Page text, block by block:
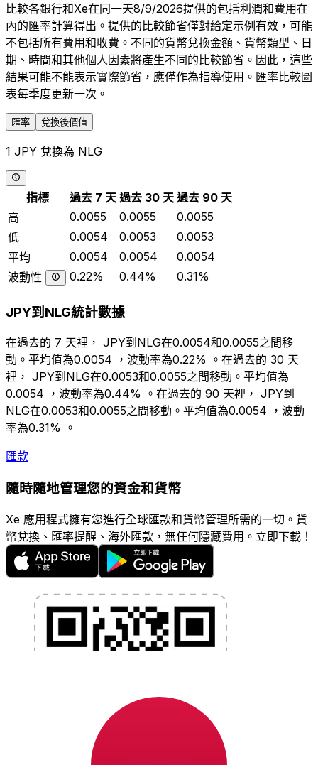
比較各銀行和Xe在同一天8/9/2026提供的包括利潤和費用在
內的匯率計算得出。提供的比較節省僅對給定示例有效，可能
不包括所有費用和收費。不同的貨幣兌換金額、貨幣類型、日
期、時間和其他個人因素將產生不同的比較節省。因此，這些
結果可能不能表示實際節省，應僅作為指導使用。匯率比較圖
表每季度更新一次。
匯率 兌換後價值
1 JPY 兌換為 NLG
指標 過去 7 天 過去 30 天 過去 90 天
高
0.0055 0.0055
0.0055
低
0.0054 0.0053
0.0053
平均
0.0054 0.0054
0.0054
波動性
0.22% 0.44% 0.31%
JPY到NLG統計數據
在過去的 7 天裡， JPY到NLG在0.0054和0.0055之間移
動。平均值為0.0054 ，波動率為0.22% 。在過去的 30 天
裡， JPY到NLG在0.0053和0.0055之間移動。平均值為
0.0054 ，波動率為0.44% 。在過去的 90 天裡， JPY到
NLG在0.0053和0.0055之間移動。平均值為0.0054 ，波動
率為0.31% 。
匯款
隨時隨地管理您的資金和貨幣
Xe 應用程式擁有您進行全球匯款和貨幣管理所需的一切。貨
幣兌換、匯率提醒、海外匯款，無任何隱藏費用。立即下載！